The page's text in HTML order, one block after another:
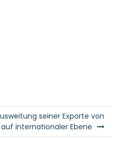
seiner Exporte von
internationaler Ebene